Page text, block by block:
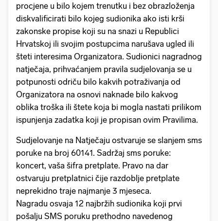
procjene u bilo kojem trenutku i bez obrazloženja
diskvalificirati bilo kojeg sudionika ako isti krši
zakonske propise koji su na snazi u Republici
Hrvatskoj ili svojim postupcima narušava ugled ili
šteti interesima Organizatora. Sudionici nagradnog
natječaja, prihvaćanjem pravila sudjelovanja se u
potpunosti odriču bilo kakvih potraživanja od
Organizatora na osnovi naknade bilo kakvog
oblika troška ili štete koja bi mogla nastati prilikom
ispunjenja zadatka koji je propisan ovim Pravilima.
Sudjelovanje na Natječaju ostvaruje se slanjem sms
poruke na broj 60141. Sadržaj sms poruke:
koncert, vaša šifra pretplate. Pravo na dar
ostvaruju pretplatnici čije razdoblje pretplate
neprekidno traje najmanje 3 mjeseca.
Nagradu osvaja 12 najbržih sudionika koji prvi
pošalju SMS poruku prethodno navedenog